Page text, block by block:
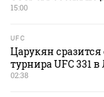
15:00
UFC
Царукян
турнира UFC 331
02:38